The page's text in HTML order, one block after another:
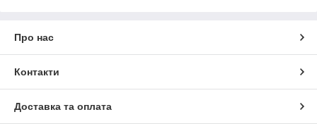
Про нас
Контакти
Доставка та оплата